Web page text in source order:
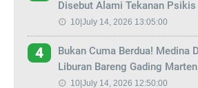
Disebut Alami Tekanan Psikis
10|July 14, 2026 13:05:00
4
Bukan Cuma Berdua! Medina
Liburan Bareng Gading Marten
10|July 14, 2026 12:50:00